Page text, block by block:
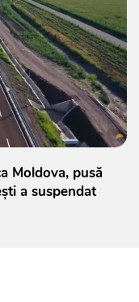
Moldova, pusă
a suspendat